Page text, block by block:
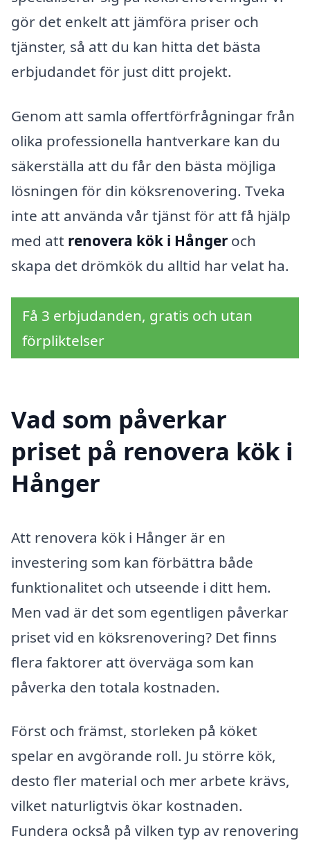
gör det enkelt att jämföra priser och
tjänster, så att du kan hitta det bästa
erbjudandet för just ditt projekt.
Genom att samla offertförfrågningar från
olika professionella hantverkare kan du
säkerställa att du får den bästa möjliga
lösningen för din köksrenovering. Tveka
inte att använda vår tjänst för att få hjälp
med att renovera kök i Hånger och
skapa det drömkök du alltid har velat ha.
Få 3 erbjudanden, gratis och utan
förpliktelser
Vad som påverkar
priset på renovera kök i
Hånger
Att renovera kök i Hånger är en
investering som kan förbättra både
funktionalitet och utseende i ditt hem.
Men vad är det som egentligen påverkar
priset vid en köksrenovering? Det finns
flera faktorer att överväga som kan
påverka den totala kostnaden.
Först och främst, storleken på köket
spelar en avgörande roll. Ju större kök,
desto fler material och mer arbete krävs,
vilket naturligtvis ökar kostnaden.
Fundera också på vilken typ av renovering